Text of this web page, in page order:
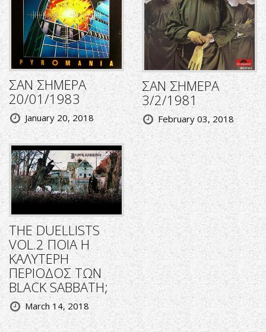
ΣΑΝ ΣΗΜΕΡΑ
20/01/1983
January 20, 2018
ΣΑΝ ΣΗΜΕΡΑ
3/2/1981
February 03, 2018
THE DUELLISTS
VOL.2 ΠΟΙΑ Η
ΚΑΛΥΤΕΡΗ
ΠΕΡΙΟΔΟΣ ΤΩΝ
BLACK SABBATH;
March 14, 2018